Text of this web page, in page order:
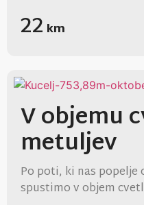
22 km
V objemu
metuljev
Po poti, ki nas popelje
spustimo v objem